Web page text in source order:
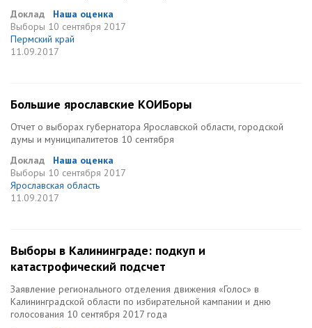
Доклад
Наша оценка
Выборы 10 сентября 2017
Пермский край
11.09.2017
Большие ярославские КОИБоры
Отчет о выборах губернатора Ярославской области, городской
думы и муниципалитетов 10 сентября
Доклад
Наша оценка
Выборы 10 сентября 2017
Ярославская область
11.09.2017
Выборы в Калининграде: подкуп и
катастрофический подсчет
Заявление регионального отделения движения «Голос» в
Калининградской области по избирательной кампании и дню
голосования 10 сентября 2017 года